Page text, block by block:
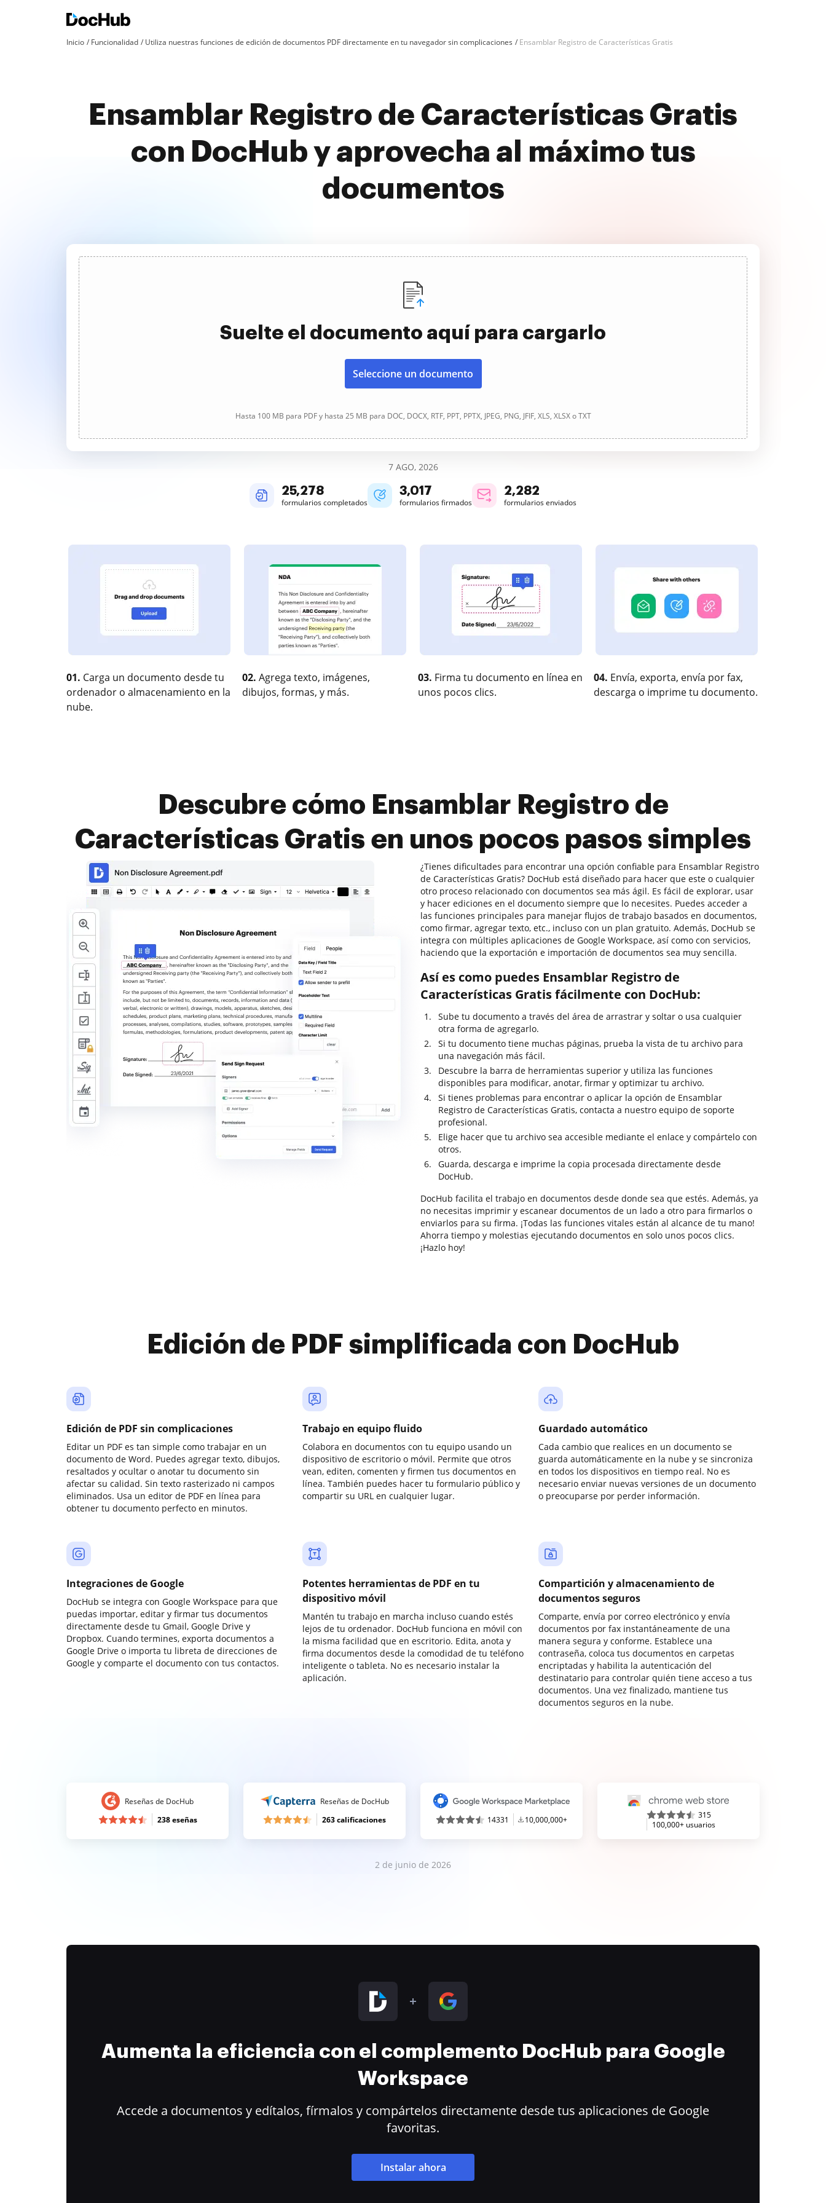
Inicio Funcionalidad Utiliza nuestras funciones de edición de documentos PDF directamente en tu navegador sin complicaciones Ensamblar Registro de Características Gratis
Ensamblar Registro de Características Gratis
con DocHub y aprovecha al máximo tus
documentos
Suelte el documento aquí para cargarlo
Seleccione un documento
Hasta 100 MB para PDF y hasta 25 MB para DOC, DOCX, RTF, PPT, PPTX, JPEG, PNG, JFIF, XLS, XLSX o TXT
7 AGO, 2026
25,279
formularios completados
3,017
formularios firmados
2,282
formularios enviados
01. Carga un documento desde tu
ordenador o almacenamiento en la
nube.
02. Agrega texto, imágenes,
dibujos, formas, y más.
03. Firma tu documento en línea en
unos pocos clics.
04. Envía, exporta, envía por fax,
descarga o imprime tu documento.
Descubre cómo Ensamblar Registro de
Características Gratis en unos pocos pasos simples
¿Tienes dificultades para encontrar una opción confiable para Ensamblar Registro
de Características Gratis? DocHub está diseñado para hacer que este o cualquier
otro proceso relacionado con documentos sea más ágil. Es fácil de explorar, usar
y hacer ediciones en el documento siempre que lo necesites. Puedes acceder a
las funciones principales para manejar flujos de trabajo basados en documentos,
como firmar, agregar texto, etc., incluso con un plan gratuito. Además, DocHub se
integra con múltiples aplicaciones de Google Workspace, así como con servicios,
haciendo que la exportación e importación de documentos sea muy sencilla.
Así es como puedes Ensamblar Registro de
Características Gratis fácilmente con DocHub:
Sube tu documento a través del área de arrastrar y soltar o usa cualquier
otra forma de agregarlo.
Si tu documento tiene muchas páginas, prueba la vista de tu archivo para
una navegación más fácil.
Descubre la barra de herramientas superior y utiliza las funciones
disponibles para modificar, anotar, firmar y optimizar tu archivo.
Si tienes problemas para encontrar o aplicar la opción de Ensamblar
Registro de Características Gratis, contacta a nuestro equipo de soporte
profesional.
Elige hacer que tu archivo sea accesible mediante el enlace y compártelo con
otros.
Guarda, descarga e imprime la copia procesada directamente desde
DocHub.
DocHub facilita el trabajo en documentos desde donde sea que estés. Además, ya
no necesitas imprimir y escanear documentos de un lado a otro para firmarlos o
enviarlos para su firma. ¡Todas las funciones vitales están al alcance de tu mano!
Ahorra tiempo y molestias ejecutando documentos en solo unos pocos clics.
¡Hazlo hoy!
Edición de PDF simplificada con DocHub
Edición de PDF sin complicaciones
Editar un PDF es tan simple como trabajar en un
documento de Word. Puedes agregar texto, dibujos,
resaltados y ocultar o anotar tu documento sin
afectar su calidad. Sin texto rasterizado ni campos
eliminados. Usa un editor de PDF en línea para
obtener tu documento perfecto en minutos.
Trabajo en equipo fluido
Colabora en documentos con tu equipo usando un
dispositivo de escritorio o móvil. Permite que otros
vean, editen, comenten y firmen tus documentos en
línea. También puedes hacer tu formulario público y
compartir su URL en cualquier lugar.
Guardado automático
Cada cambio que realices en un documento se
guarda automáticamente en la nube y se sincroniza
en todos los dispositivos en tiempo real. No es
necesario enviar nuevas versiones de un documento
o preocuparse por perder información.
Integraciones de Google
DocHub se integra con Google Workspace para que
puedas importar, editar y firmar tus documentos
directamente desde tu Gmail, Google Drive y
Dropbox. Cuando termines, exporta documentos a
Google Drive o importa tu libreta de direcciones de
Google y comparte el documento con tus contactos.
Potentes herramientas de PDF en tu
dispositivo móvil
Mantén tu trabajo en marcha incluso cuando estés
lejos de tu ordenador. DocHub funciona en móvil con
la misma facilidad que en escritorio. Edita, anota y
firma documentos desde la comodidad de tu teléfono
inteligente o tableta. No es necesario instalar la
aplicación.
Compartición y almacenamiento de
documentos seguros
Comparte, envía por correo electrónico y envía
documentos por fax instantáneamente de una
manera segura y conforme. Establece una
contraseña, coloca tus documentos en carpetas
encriptadas y habilita la autenticación del
destinatario para controlar quién tiene acceso a tus
documentos. Una vez finalizado, mantiene tus
documentos seguros en la nube.
Reseñas de DocHub
238 eseñas
Reseñas de DocHub
263 calificaciones
14331 10,000,000+
315
100,000+ usuarios
2 de junio de 2026
Aumenta la eficiencia con el complemento DocHub para Google
Workspace
Accede a documentos y edítalos, fírmalos y compártelos directamente desde tus aplicaciones de Google
favoritas.
Instalar ahora